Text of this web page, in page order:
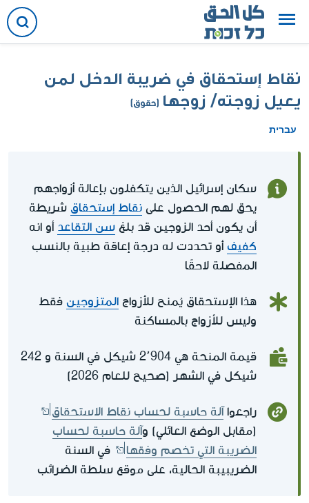
نقاط إستحقاق في ضريبة الدخل لمن
يعيل زوجته/ زوجها (حقوق)
עברית
سكان إسرائيل الذين يتكفلون بإعالة أزواجهم
يحق لهم الحصول على نقاط إستحقاق شريطة
أن يكون أحد الزوجين قد بلغ سن التقاعد أو انه
كفيف أو تحددت له درجة إعاقة طبية بالنسب
المفصلة لاحقًا
هذا الإستحقاق يُمنح للأزواج المتزوجين فقط
وليس للأزواج بالمساكنة
قيمة المنحة هي 2٬904 شيكل في السنة و 242
شيكل في الشهر (صحيح للعام 2026)
راجعواآلة حاسبة لحساب نقاط الاستحقاق
(مقابل الوضع العائلي) وآلة حاسبة لحساب
الضريبة التي تخصم وفقها
في السنة
الضريبيبة الحالية، على موقع سلطة الضرائب